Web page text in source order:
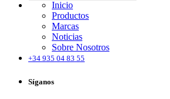
Inicio
Productos
Marcas
Noticias
Sobre Nosotros
+34 935 04 83 55
Síganos